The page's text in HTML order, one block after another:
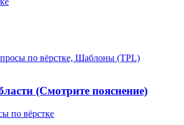
по вёрстке, Шаблоны (TPL)
(Смотрите пояснение)
по вёрстке